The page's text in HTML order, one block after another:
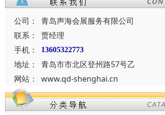
公司：
青岛声海会展服务有限公司
联系：
贾经理
手机：
13605322773
地址：
青岛市市北区登州路57号乙
网站：
www.qd-shenghai.cn